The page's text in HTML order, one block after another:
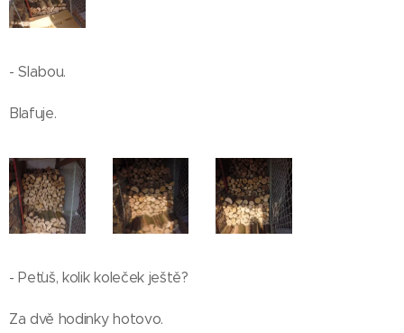
- Slabou.
Blafuje.
- Peťuš, kolik koleček ještě?
Za dvě hodinky hotovo.